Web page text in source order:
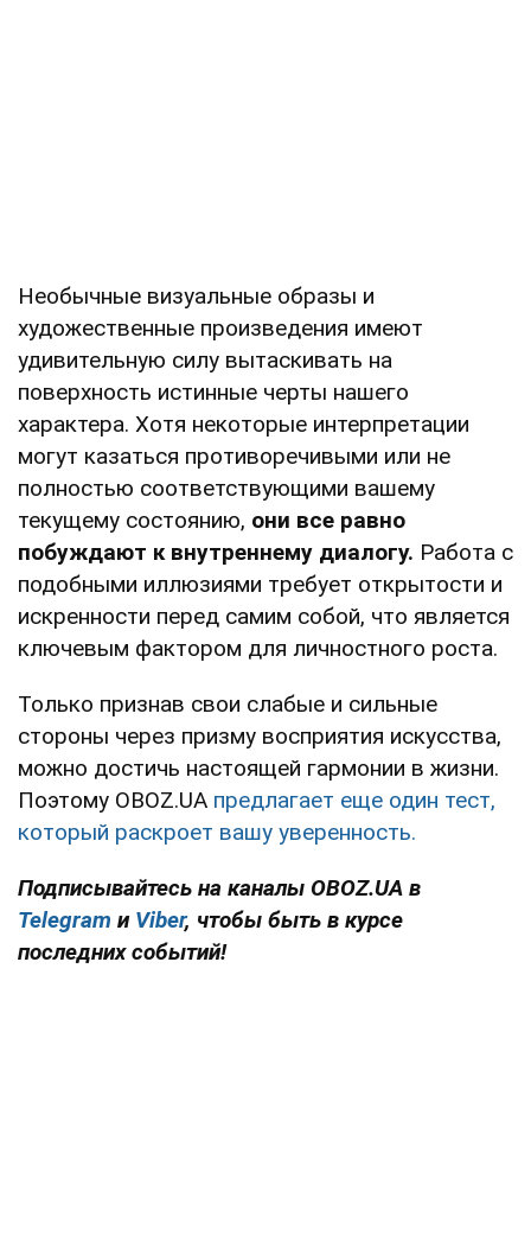
Необычные визуальные образы и
художественные произведения имеют
удивительную силу вытаскивать на
поверхность истинные черты нашего
характера. Хотя некоторые интерпретации
могут казаться противоречивыми или не
полностью соответствующими вашему
текущему состоянию, они все равно
побуждают к внутреннему диалогу. Работа с
подобными иллюзиями требует открытости и
искренности перед самим собой, что является
ключевым фактором для личностного роста.
Только признав свои слабые и сильные
стороны через призму восприятия искусства,
можно достичь настоящей гармонии в жизни.
Поэтому OBOZ.UA предлагает еще один тест,
который раскроет вашу уверенность.
Подписывайтесь на каналы OBOZ.UA в
Telegram и Viber, чтобы быть в курсе
последних событий!